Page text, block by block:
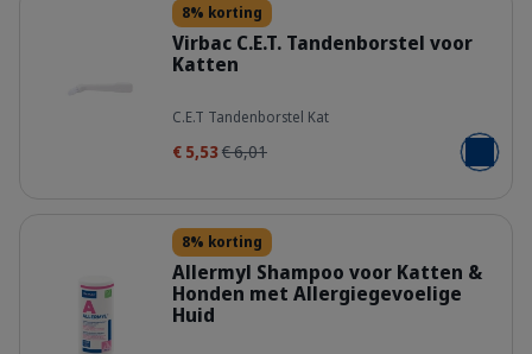
8% korting
Virbac C.E.T. Tandenborstel voor
Katten
C.E.T Tandenborstel Kat
€ 5,53€ 6,01 Voeg
8% korting
Allermyl Shampoo voor Katten &
Honden met Allergiegevoelige
Huid